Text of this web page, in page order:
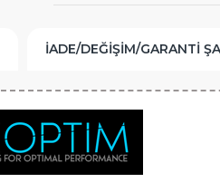
İADE/DEĞIŞIM/GARANTI